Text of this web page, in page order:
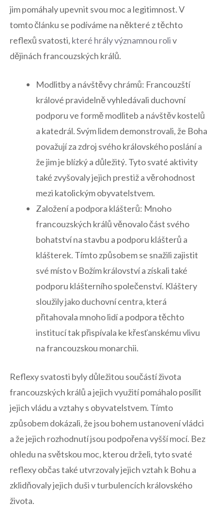
jim pomáhaly upevnit svou moc a legitimnost. V
tomto článku se podíváme na​ některé z těchto
reflexů svatosti, které hrály‌ významnou roliv
dějinách ‍francouzských⁢ králů.
Modlitby a návštěvy‌ chrámů: Francouzští
králové pravidelně vyhledávali duchovní
podporu ve formě modliteb a návštěv kostelů
a katedrál. Svým lidem demonstrovali, že Boha
‍považují za zdroj svého královského poslání a⁢
že jim je blízký a důležitý. Tyto ‍svaté⁣ aktivity
také zvyšovaly jejich prestiž ⁤a⁤ věrohodnost
mezi⁣ katolickým obyvatelstvem.
Založení a podpora ‍klášterů: Mnoho
francouzských králů⁢ věnovalo část svého
bohatství na stavbu a podporu klášterů a
klášterek. Tímto způsobem se snažili zajistit
své místo v Božím království a získali také
podporu klášterního společenství. Kláštery
sloužily jako duchovní centra, která
přitahovala mnoho lidí a podpora těchto
institucí​ tak přispívala ke křesťanskému vlivu
na francouzskou ⁢monarchii.
Reflexy svatosti byly důležitou součástí života
francouzských králů a jejich využití pomáhalo posílit‌
jejich vládu a vztahy s obyvatelstvem. Tímto
způsobem dokázali, že ⁤jsou bohem ustanovení vládci
a že jejich rozhodnutí jsou podpořena vyšší mocí. Bez
ohledu na světskou moc, kterou drželi, tyto svaté
reflexy občas také utvrzovaly jejich vztah k Bohu a
zklidňovaly jejich duši v turbulencích královského
života.